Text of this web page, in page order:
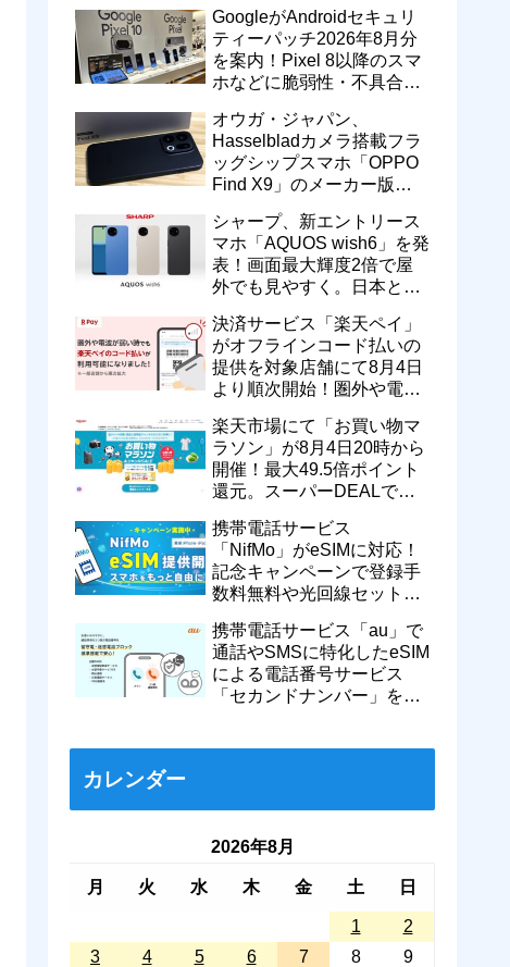
550円割引に
GoogleがAndroidセキュリ
ティーパッチ2026年8月分
を案内！Pixel 8以降のスマ
ホなどに脆弱性・不具合の
新が提供開始
オウガ・ジャパン、
Hasselbladカメラ搭載フラ
ッグシップスマホ「OPPO
Find X9」のメーカー版
げ！15万9800円に
シャープ、新エントリース
マホ「AQUOS wish6」を発
表！画面最大輝度2倍で屋
外でも見やすく。日本と台
売
決済サービス「楽天ペイ」
がオフラインコード払いの
提供を対象店舗にて8月4日
より順次開始！圏外や電波
に
楽天市場にて「お買い物マ
ラソン」が8月4日20時から
開催！最大49.5倍ポイント
還元。スーパーDEALで
など
携帯電話サービス
「NifMo」がeSIMに対応！
記念キャンペーンで登録手
数料無料や光回線セットで
770円割引に
携帯電話サービス「au」で
通話やSMSに特化したeSIM
による電話番号サービス
「セカンドナンバー」を提
カレンダー
2026年8月
月 火 水 木 金 土 日
1
2
3
4 5 6 7 8 9